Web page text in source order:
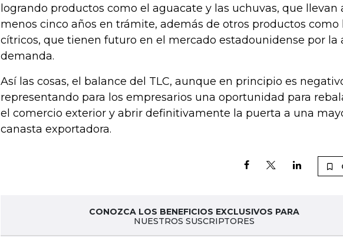
logrando productos como el aguacate y las uchuvas, que llevan
menos cinco años en trámite, además de otros productos como
cítricos, que tienen futuro en el mercado estadounidense por la
demanda.
Así las cosas, el balance del TLC, aunque en principio es
representando para los empresarios una oportunidad para
el comercio exterior y abrir definitivamente la puerta a una
canasta exportadora.
CONOZCA LOS BENEFICIOS EXCLUSIVOS PARA
NUESTROS SUSCRIPTORES